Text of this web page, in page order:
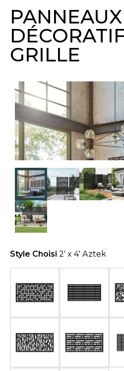
PANNEAUX
GRILLE
+4
Style Choisi 2' x 4' Aztek